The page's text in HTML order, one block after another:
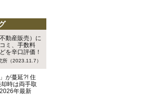
動産販売）に
ミ、手数料
を辛口評価！
所（2023.11.7）
が蔓延?! 住
時は両手取
年最新